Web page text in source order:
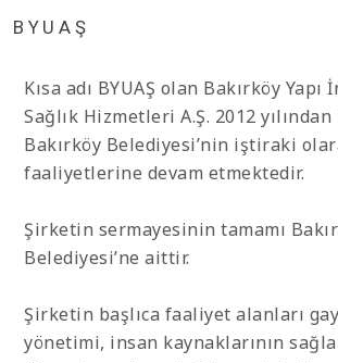
BYUAŞ
Kısa adı BYUAŞ olan Bakırköy Yapı
Sağlık Hizmetleri A.Ş. 2012
Bakırköy Belediyesi’nin iştiraki
faaliyetlerine devam etmektedir.
Şirketin sermayesinin tamamı
Belediyesi’ne aittir.
Şirketin başlıca faaliyet alanları
yönetimi, insan kaynaklarının